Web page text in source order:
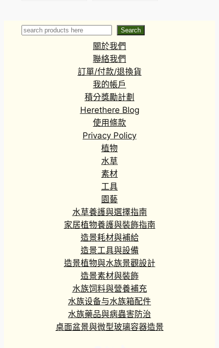
pinnatifida)
Search Search
關於我們
聯絡我們
訂單/付款/退換貨
我的帳戶
積分獎勵計劃
Herethere Blog
使用條款
Privacy Policy
植物
水草
素材
工具
園藝
水草養護與選擇指南
家居植物養護與裝飾指南
造景耗材與補給
造景工具與設備
造景植物與水族景觀設計
造景素材與裝飾
水族饲料與營養補充
水族设备与水族箱配件
水族藥品與病蟲害防治
桌面盆景與微型玻璃容器造景